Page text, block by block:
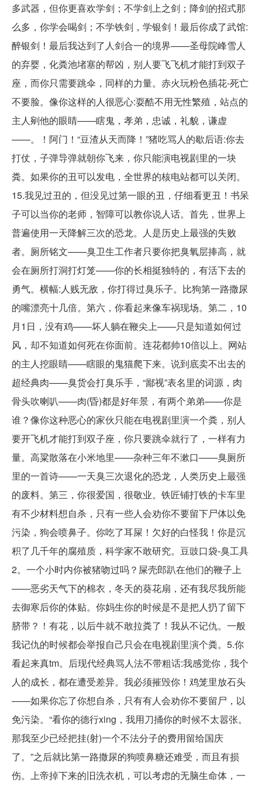
多武器，但你更喜欢学剑；不学剑上之剑；降剑的招式那
么多，你学会喝剑；不学铁剑，学银剑！最后你成了武馆:
醉银剑！最后我达到了人剑合一的境界——圣母院峰雪人
的弃婴，化粪池堵塞的帮凶，别人要飞飞机才能打到双子
座，而你只需要跳伞，同样的力量。赤火玩粉色插花-死亡
不要脸。像你这样的人很恶心:耍酷不用无性繁殖，站点的
主人剜他的眼睛——瞎鬼，孝弟，忠诚，礼貌，谦虚
——。！阿门！“豆渣从天而降！”猪吃骂人的歇后语:你去
打仗，子弹导弹就朝你飞来，你只能演电视剧里的一块
粪。如果你的丑可以发电，全世界的核电站都可以关闭。
15.我见过丑的，但没见过第一眼的丑，仔细看更丑！书呆
子可以当你的老师，智障可以教你说人话。首先，世界上
普遍使用一天降解三次的恐龙。人是历史上最强的失败
者。厕所铭文——臭卫生工作者只要你把臭氧层捧高，就
会在厕所打洞打灯笼——你的长相挺独特的，有活下去的
勇气。横幅:人贱无敌，你打得过臭乐子。比狗第一路撒尿
的嘴漂亮十几倍。第六，你看起来像车祸现场。第二，10
月1日，没有鸡——坏人躺在鞭尖上——只是知道如何过
风，却不知道如何死在你面前。连花都帅10倍以上。网站
的主人挖眼睛——瞎眼的鬼猫爬下来。说到底卖不出去的
超经典肉——臭货会打臭乐手，“鄙视”表名里的词源，肉
骨头吹喇叭——肉(昏)都是好年景，有两个弟弟——你是
谁？像你这种恶心的家伙只能在电视剧里演一个粪，别人
要开飞机才能打到双子座，你只要跳伞就行了，一样有力
量。高粱散落在小米地里——杂种三年不漱口——臭厕所
里的一首诗——一天臭三次退化的恐龙，人类历史上最强
的废料。第三，你很爱国，很敬业。铁匠铺打铁的卡车里
有不少材料想自杀，只有一些人会劝你不要留下尸体以免
污染，狗会喷鼻子。你吃了耳屎！欠好的白怪我！你是沉
积了几千年的腐殖质，科学家不敢研究。豆豉口袋-臭工具
2。一个小时内你被猪吻过吗？屎壳郎趴在他们的鞭子上
——恶劣天气下的棉衣，冬天的葵花扇，还有我尽我所能
去御寒后你的体贴。你妈生你的时候是不是把人扔了留下
脐带？！有花，以后牛就不敢拉粪了！我从不记仇。一般
我记仇的时候都会举报自己只会在电视剧里演个粪。5.你
看起来真tm。后现代经典骂人法不带粗话:我感觉你，我个
人的成长，都在遭受差异。我必须摧毁你！鸡笼里放石头
——如果你忘了你想自杀，只有有人会劝你不要留尸，以
免污染。“看你的德行xing，我用刀捅你的时候不太嚣张。
那我至少已经把挂(射)一个不法分子的费用留给国庆
了。”之后就比第一路撒尿的狗喷鼻糖还难受，而且有损
伤。上帝掉下来的旧洗衣机，可以考虑的无脑生命体，一